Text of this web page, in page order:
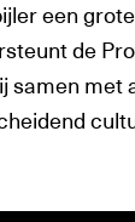
een
de
samen